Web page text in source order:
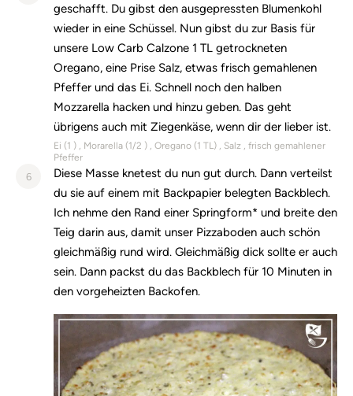
geschafft. Du gibst den ausgepressten Blumenkohl
wieder in eine Schüssel. Nun gibst du zur Basis für
unsere Low Carb Calzone 1 TL getrockneten
Oregano, eine Prise Salz, etwas frisch gemahlenen
Pfeffer und das Ei. Schnell noch den halben
Mozzarella hacken und hinzu geben. Das geht
übrigens auch mit Ziegenkäse, wenn dir der lieber ist.
Ei (1 ) Morarella (1/2 ) Oregano (1 TL) Salz
frisch gemahlener
Pfeffer
6
Diese Masse knetest du nun gut durch. Dann verteilst
du sie auf einem mit Backpapier belegten Backblech.
Ich nehme den Rand einer Springform* und breite den
Teig darin aus, damit unser Pizzaboden auch schön
gleichmäßig rund wird. Gleichmäßig dick sollte er auch
sein. Dann packst du das Backblech für 10 Minuten in
den vorgeheizten Backofen.